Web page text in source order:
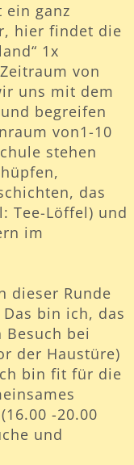
ein ganz
hier findet die
1x
von
uns mit dem
begreifen
von1-10
stehen
das
Tee-Löffel) und
im
dieser Runde
bin ich, das
bei
der Haustüre)
bin fit für die
-20.00
und